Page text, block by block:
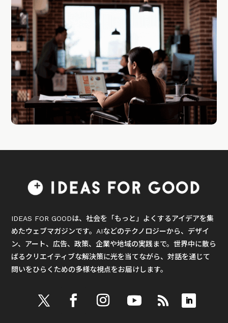
IDEAS FOR GOODは、社会を「もっと」よくするアイデアを集
めたウェブマガジンです。AIなどのテクノロジーから、デザイ
ン、アート、広告、政策、企業や地域の実践まで。世界中に散ら
ばるクリエイティブな解決策に光を当てながら、対話を通じて
問いをひらくための多様な視点をお届けします。